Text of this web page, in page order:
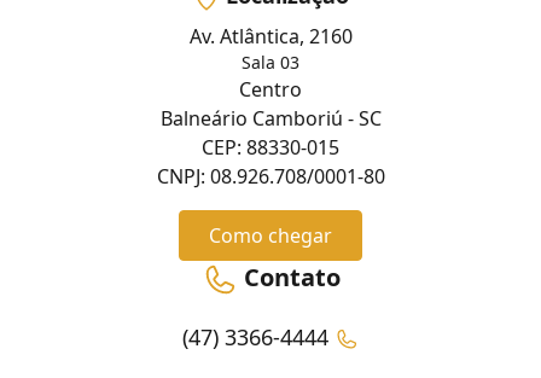
Av. Atlântica, 2160
Sala 03
Centro
Balneário Camboriú - SC
CEP: 88330-015
CNPJ: 08.926.708/0001-80
Como chegar
Contato
(47) 3366-4444